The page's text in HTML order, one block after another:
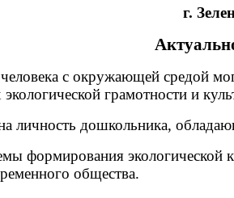
г.
с окружающей
грамотности и
личность дошкольника,
формирования
общества.